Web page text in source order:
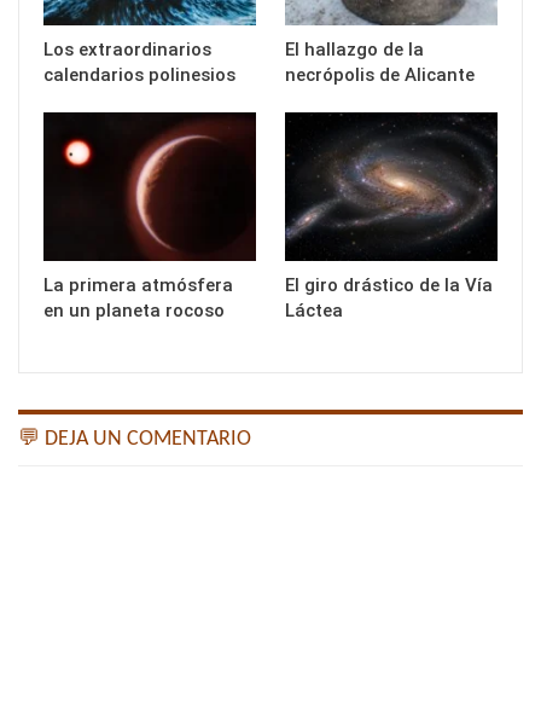
Los extraordinarios
calendarios polinesios
El hallazgo de la
necrópolis de Alicante
La primera atmósfera
en un planeta rocoso
El giro drástico de la Vía
Láctea
💬 DEJA UN COMENTARIO